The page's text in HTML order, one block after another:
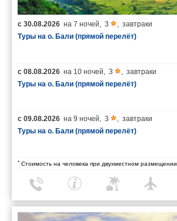
с 30.08.2026 на 7 ночей, 3 , завтраки
Туры на о. Бали (прямой перелёт)
с 08.08.2026 на 10 ночей, 3 , завтраки
Туры на о. Бали (прямой перелёт)
с 09.08.2026 на 9 ночей, 3 , завтраки
Туры на о. Бали (прямой перелёт)
* Стоимость на человека при двухместном размещении